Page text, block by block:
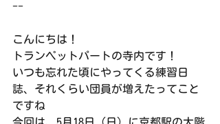
--
こんにちは！
トランペットパートの寺内です！
いつも忘れた頃にやってくる練習日
誌、それくらい団員が増えたってこと
ですね